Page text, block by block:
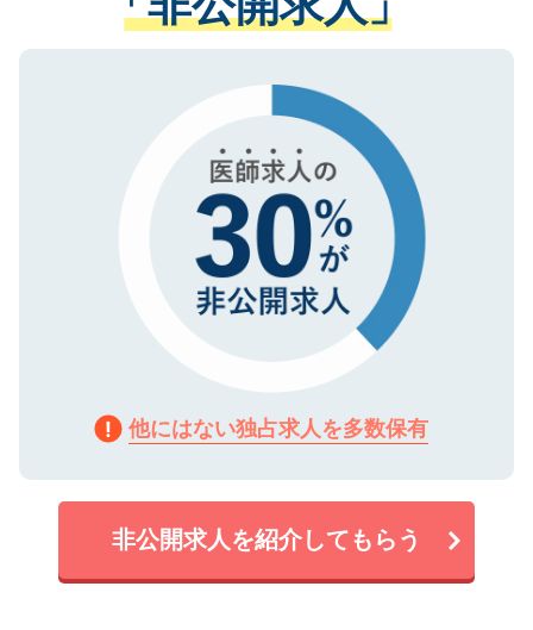
る、プライバシーマークを取得済みです。
で、機密保持に関してもご安心ください。
ない方には、長期的なサポートが可能です
ので、まずはご登録ください。
他にはない独占求人を多数保有
非公開求人を紹介してもらう